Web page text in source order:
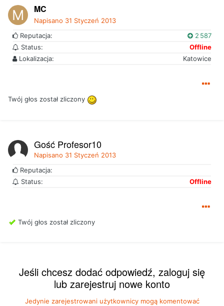
MC
Napisano 31 Styczeń 2013
Reputacja:
2 587
Status:
Offline
Lokalizacja:
Katowice
Twój głos został zliczony
Gość Profesor10
Napisano 31 Styczeń 2013
Reputacja:
Status:
Offline
Twój głos został zliczony
Jeśli chcesz dodać odpowiedź, zaloguj się
lub zarejestruj nowe konto
Jedynie zarejestrowani użytkownicy mogą komentować